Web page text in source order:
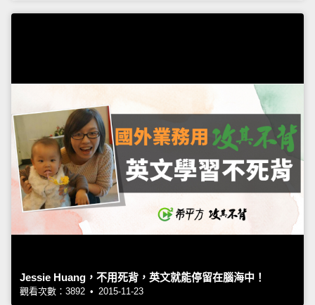
Jessie Huang，不用死背，英文就能停留在腦海中！
觀看次數：3892 • 2015-11-23